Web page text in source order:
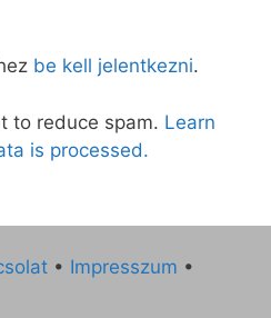
be kell jelentkezni.
to reduce spam. Learn
is processed.
• Impresszum •